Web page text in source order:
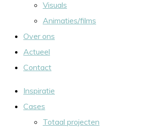
Visuals
Animaties/films
Over ons
Actueel
Contact
Inspiratie
Cases
Totaal projecten